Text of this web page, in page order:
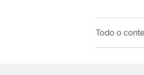
Todo o